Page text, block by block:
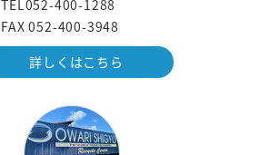
TEL052-400-1288
FAX 052-400-3948
詳しくはこちら